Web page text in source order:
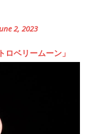
2, 2023
ベリームーン」